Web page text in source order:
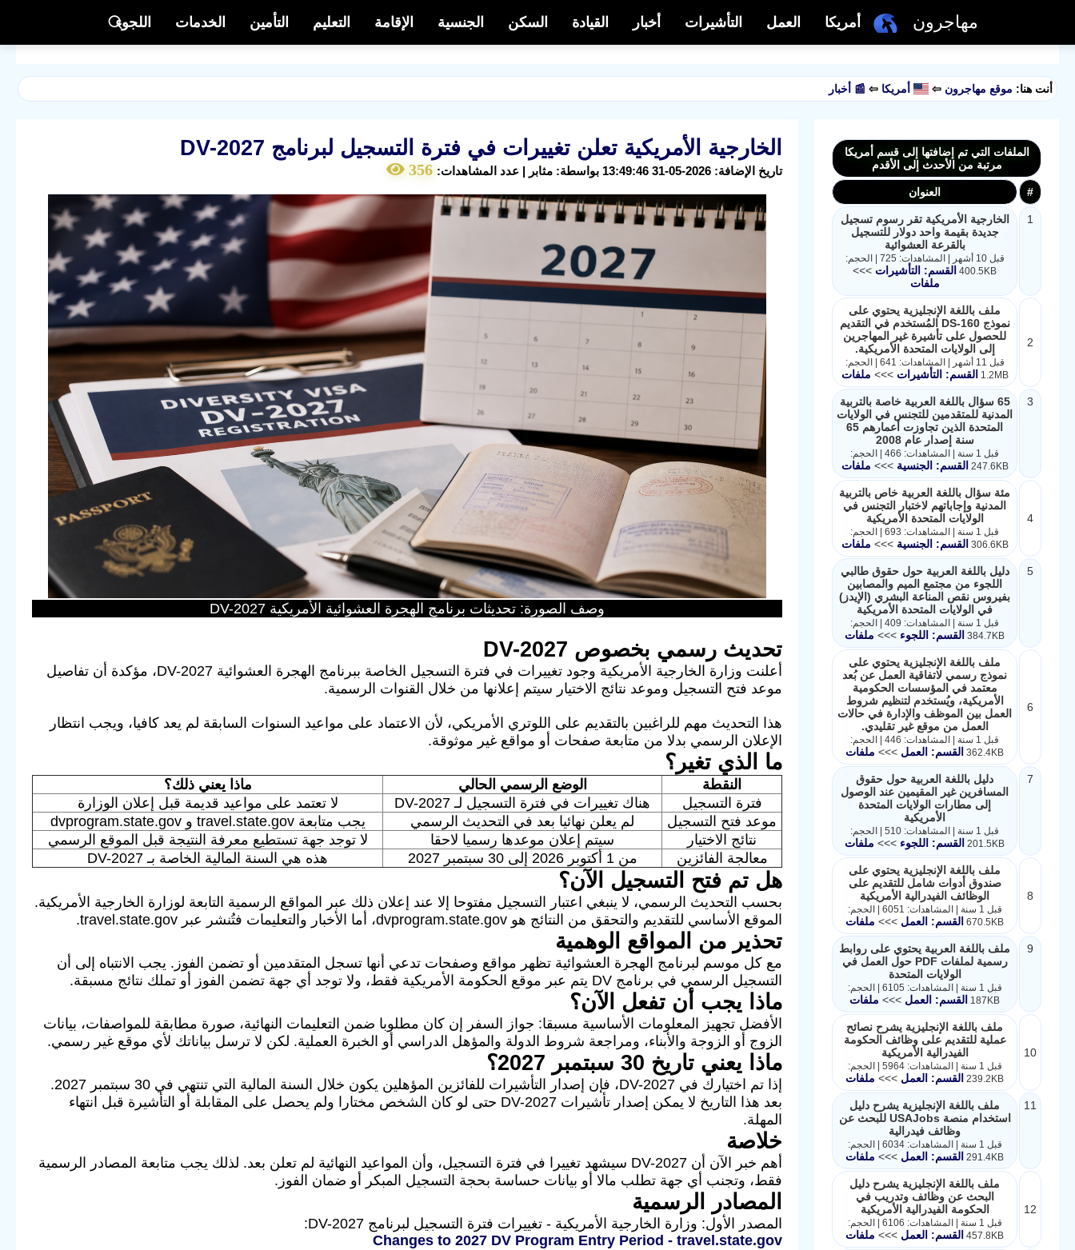
مهاجرون أمريكا العمل التأشيرات أخبار القيادة السكن الجنسية الإقامة التعليم التأمين الخدمات اللجوء
أنت هنا: موقع مهاجرون ⇦ أمريكا ⇦ 📰 أخبار
الخارجية الأمريكية تعلن تغييرات في فترة التسجيل لبرنامج DV-2027
تاريخ الإضافة: 2026-05-31 13:49:46 بواسطة: مثابر | عدد المشاهدات: 356
وصف الصورة: تحديثات برنامج الهجرة العشوائية الأمريكية DV-2027
تحديث رسمي بخصوص DV-2027
أعلنت وزارة الخارجية الأمريكية وجود تغييرات في فترة التسجيل الخاصة ببرنامج الهجرة العشوائية DV-2027، مؤكدة أن تفاصيل
موعد فتح التسجيل وموعد نتائج الاختيار سيتم إعلانها من خلال القنوات الرسمية.
هذا التحديث مهم للراغبين بالتقديم على اللوتري الأمريكي، لأن الاعتماد على مواعيد السنوات السابقة لم يعد كافيا، ويجب انتظار
الإعلان الرسمي بدلا من متابعة صفحات أو مواقع غير موثوقة.
ما الذي تغير؟
النقطة الوضع الرسمي الحالي
ماذا يعني ذلك؟
فترة التسجيل
هناك تغييرات في فترة التسجيل لـ DV-2027
لا تعتمد على مواعيد قديمة قبل إعلان الوزارة
موعد فتح التسجيل
لم يعلن نهائيا بعد في التحديث الرسمي
يجب متابعة travel.state.gov و dvprogram.state.gov
نتائج الاختيار
سيتم إعلان موعدها رسميا لاحقا
لا توجد جهة تستطيع معرفة النتيجة قبل الموقع الرسمي
معالجة الفائزين
من 1 أكتوبر 2026 إلى 30 سبتمبر 2027 هذه هي السنة المالية الخاصة بـ DV-2027
هل تم فتح التسجيل الآن؟
بحسب التحديث الرسمي، لا ينبغي اعتبار التسجيل مفتوحا إلا عند إعلان ذلك عبر المواقع الرسمية التابعة لوزارة الخارجية الأمريكية.
الموقع الأساسي للتقديم والتحقق من النتائج هو dvprogram.state.gov، أما الأخبار والتعليمات فتُنشر عبر travel.state.gov.
تحذير من المواقع الوهمية
مع كل موسم لبرنامج الهجرة العشوائية تظهر مواقع وصفحات تدعي أنها تسجل المتقدمين أو تضمن الفوز. يجب الانتباه إلى أن
التسجيل الرسمي في برنامج DV يتم عبر موقع الحكومة الأمريكية فقط، ولا توجد أي جهة تضمن الفوز أو تملك نتائج مسبقة.
ماذا يجب أن تفعل الآن؟
الأفضل تجهيز المعلومات الأساسية مسبقا: جواز السفر إن كان مطلوبا ضمن التعليمات النهائية، صورة مطابقة للمواصفات، بيانات
الزوج أو الزوجة والأبناء، ومراجعة شروط الدولة والمؤهل الدراسي أو الخبرة العملية. لكن لا ترسل بياناتك لأي موقع غير رسمي.
ماذا يعني تاريخ 30 سبتمبر 2027؟
إذا تم اختيارك في DV-2027، فإن إصدار التأشيرات للفائزين المؤهلين يكون خلال السنة المالية التي تنتهي في 30 سبتمبر 2027.
بعد هذا التاريخ لا يمكن إصدار تأشيرات DV-2027 حتى لو كان الشخص مختارا ولم يحصل على المقابلة أو التأشيرة قبل انتهاء
المهلة.
خلاصة
أهم خبر الآن أن DV-2027 سيشهد تغييرا في فترة التسجيل، وأن المواعيد النهائية لم تعلن بعد. لذلك يجب متابعة المصادر الرسمية
فقط، وتجنب أي جهة تطلب مالا أو بيانات حساسة بحجة التسجيل المبكر أو ضمان الفوز.
المصادر الرسمية
المصدر الأول: وزارة الخارجية الأمريكية - تغييرات فترة التسجيل لبرنامج DV-2027:
Changes to 2027 DV Program Entry Period - travel.state.gov
الملفات التي تم إضافتها إلى قسم أمريكا
مرتبة من الأحدث إلى الأقدم
# العنوان
1
الخارجية الأمريكية تقر رسوم تسجيل
جديدة بقيمة واحد دولار للتسجيل
بالقرعة العشوائية
قبل 10 أشهر | المشاهدات: 725 | الحجم:
400.5KB القسم: التأشيرات >>>
ملفات
2
ملف باللغة الإنجليزية يحتوي على
نموذج DS-160 المُستخدم في التقديم
للحصول على تأشيرة غير المهاجرين
إلى الولايات المتحدة الأمريكية.
قبل 11 أشهر | المشاهدات: 641 | الحجم:
1.2MB
القسم: التأشيرات>>> ملفات
3
65 سؤال باللغة العربية خاصة بالتربية
المدنية للمتقدمين للتجنس في الولايات
المتحدة الذين تجاوزت أعمارهم 65
سنة إصدار عام 2008
قبل 1 سنة | المشاهدات: 466 | الحجم:
247.6KB القسم: الجنسية>>> ملفات
4
مئة سؤال باللغة العربية خاص بالتربية
المدنية وإجاباتهم لاختبار التجنس في
الولايات المتحدة الأمريكية
قبل 1 سنة | المشاهدات: 693 | الحجم:
306.6KB القسم: الجنسية>>> ملفات
5
دليل باللغة العربية حول حقوق طالبي
اللجوء من مجتمع الميم والمصابين
بفيروس نقص المناعة البشري (الإيدز)
في الولايات المتحدة الأمريكية
قبل 1 سنة | المشاهدات: 409 | الحجم:
384.7KB القسم: اللجوء >>> ملفات
6
ملف باللغة الإنجليزية يحتوي على
نموذج رسمي لاتفاقية العمل عن بُعد
معتمد في المؤسسات الحكومية
الأمريكية، ويُستخدم لتنظيم شروط
العمل بين الموظف والإدارة في حالات
العمل من موقع غير تقليدي.
قبل 1 سنة | المشاهدات: 446 | الحجم:
362.4KB القسم: العمل >>> ملفات
7
دليل باللغة العربية حول حقوق
المسافرين غير المقيمين عند الوصول
إلى مطارات الولايات المتحدة
الأمريكية
قبل 1 سنة | المشاهدات: 510 | الحجم:
201.5KB القسم: اللجوء >>> ملفات
8
ملف باللغة الإنجليزية يحتوي على
صندوق أدوات شامل للتقديم على
الوظائف الفيدرالية الأمريكية
قبل 1 سنة | المشاهدات: 6051 | الحجم:
670.5KB القسم: العمل >>> ملفات
9
ملف باللغة العربية يحتوي على روابط
رسمية لملفات PDF حول العمل في
الولايات المتحدة
قبل 1 سنة | المشاهدات: 6105 | الحجم:
187KB
القسم: العمل >>> ملفات
10
ملف باللغة الإنجليزية يشرح نصائح
عملية للتقديم على وظائف الحكومة
الفيدرالية الأمريكية
قبل 1 سنة | المشاهدات: 5964 | الحجم:
239.2KB القسم: العمل >>> ملفات
11
ملف باللغة الإنجليزية يشرح دليل
استخدام منصة USAJobs للبحث عن
وظائف فيدرالية
قبل 1 سنة | المشاهدات: 6034 | الحجم:
291.4KB القسم: العمل >>> ملفات
12
ملف باللغة الإنجليزية يشرح دليل
البحث عن وظائف وتدريب في
الحكومة الفيدرالية الأمريكية
قبل 1 سنة | المشاهدات: 6106 | الحجم:
457.8KB القسم: العمل >>> ملفات